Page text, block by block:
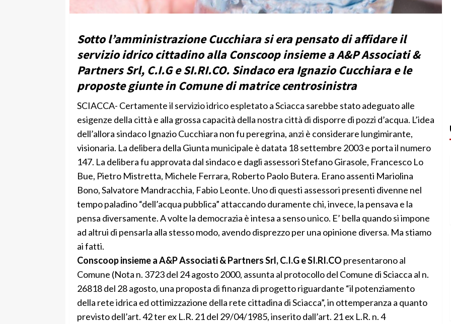
Sotto l’amministrazione Cucchiara si era pensato di affidare il
servizio idrico cittadino alla Conscoop insieme a A&P Associati &
Partners Srl, C.I.G e SI.RI.CO. Sindaco era Ignazio Cucchiara e le
proposte giunte in Comune di matrice centrosinistra
SCIACCA- Certamente il servizio idrico espletato a Sciacca sarebbe stato adeguato alle
esigenze della città e alla grossa capacità della nostra città di disporre di pozzi d’acqua. L’idea
dell’allora sindaco Ignazio Cucchiara non fu peregrina, anzi è considerare lungimirante,
visionaria. La delibera della Giunta municipale è datata 18 settembre 2003 e porta il numero
147. La delibera fu approvata dal sindaco e dagli assessori Stefano Girasole, Francesco Lo
Bue, Pietro Mistretta, Michele Ferrara, Roberto Paolo Butera. Erano assenti Mariolina
Bono, Salvatore Mandracchia, Fabio Leonte. Uno di questi assessori presenti divenne nel
tempo paladino “dell’acqua pubblica” attaccando duramente chi, invece, la pensava e la
pensa diversamente. A volte la democrazia è intesa a senso unico. E’ bella quando si impone
ad altrui di pensarla alla stesso modo, avendo disprezzo per una opinione diversa. Ma stiamo
ai fatti.
Conscoop insieme a A&P Associati & Partners Srl, C.I.G e SI.RI.CO presentarono al
Comune (Nota n. 3723 del 24 agosto 2000, assunta al protocollo del Comune di Sciacca al n.
26818 del 28 agosto, una proposta di finanza di progetto riguardante “il potenziamento
della rete idrica ed ottimizzazione della rete cittadina di Sciacca”, in ottemperanza a quanto
previsto dell’art. 42 ter ex L.R. 21 del 29/04/1985, inserito dall’art. 21 ex L.R. n. 4